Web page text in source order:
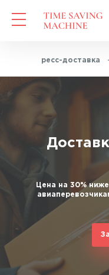
Экспресс-доставка
Цена на 30%